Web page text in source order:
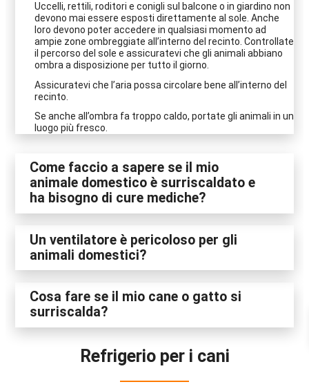
Uccelli, rettili, roditori e conigli sul balcone o in giardino non
devono mai essere esposti direttamente al sole. Anche
loro devono poter accedere in qualsiasi momento ad
ampie zone ombreggiate all’interno del recinto. Controllate
il percorso del sole e assicuratevi che gli animali abbiano
ombra a disposizione per tutto il giorno.
Assicuratevi che l’aria possa circolare bene all’interno del
recinto.
Se anche all’ombra fa troppo caldo, portate gli animali in un
luogo più fresco.
Come faccio a sapere se il mio
animale domestico è surriscaldato e
ha bisogno di cure mediche?
Un ventilatore è pericoloso per gli
animali domestici?
Cosa fare se il mio cane o gatto si
surriscalda?
Refrigerio per i cani